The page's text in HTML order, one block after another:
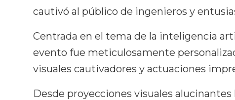
cautivó al público de ingenieros y
Centrada en el tema de la inteligencia
evento fue meticulosamente
visuales cautivadores y actuaciones
Desde proyecciones visuales